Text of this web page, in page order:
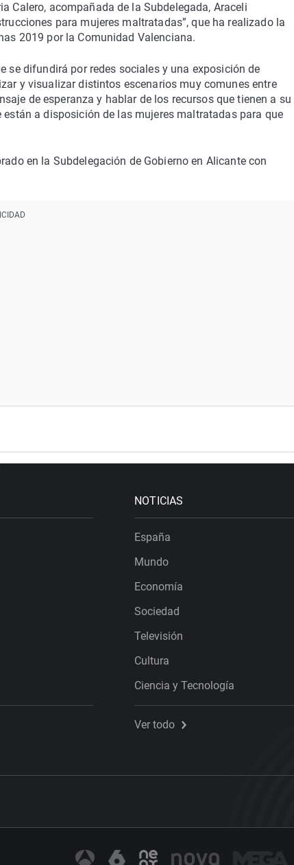
Calero, acompañada de la Subdelegada, Araceli
para mujeres maltratadas”, que ha realizado la
2019 por la Comunidad Valenciana.
se difundirá por redes sociales y una exposición de
y visualizar distintos escenarios muy comunes entre
de esperanza y hablar de los recursos que tienen a su
a disposición de las mujeres maltratadas para que
en la Subdelegación de Gobierno en Alicante con
NOTICIAS
España
Mundo
Economía
Sociedad
Televisión
Cultura
Ciencia y Tecnología
Ver todo